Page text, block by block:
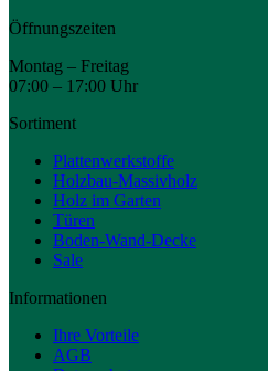
Öffnungszeiten
Montag – Freitag
07:00 – 17:00 Uhr
Sortiment
Plattenwerkstoffe
Holzbau-Massivholz
Holz im Garten
Türen
Boden-Wand-Decke
Sale
Informationen
Ihre Vorteile
AGB